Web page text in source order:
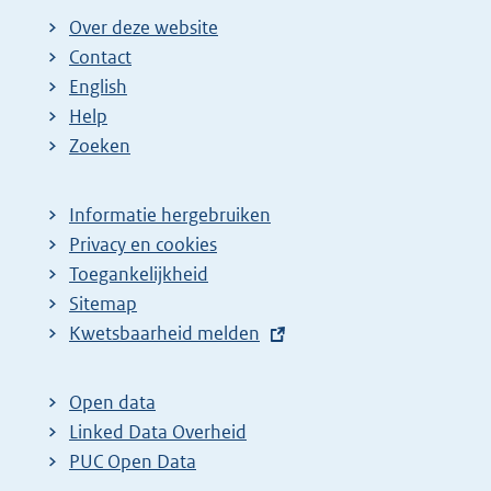
Over deze website
Contact
English
Help
Zoeken
Informatie hergebruiken
Privacy en cookies
Toegankelijkheid
Sitemap
E
t
e
r
Kwetsbaarheid melden
Open data
Linked Data Overheid
PUC Open Data